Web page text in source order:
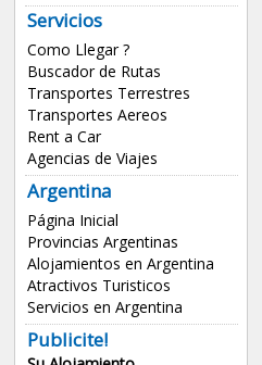
Servicios
Como Llegar ?
Buscador de Rutas
Transportes Terrestres
Transportes Aereos
Rent a Car
Agencias de Viajes
Argentina
Página Inicial
Provincias Argentinas
Alojamientos en Argentina
Atractivos Turisticos
Servicios en Argentina
Publicite!